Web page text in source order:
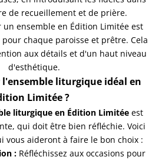
de recueillement et de prière.
un ensemble en Édition Limitée est
chaque paroisse et prêtre. Cela
aux détails et d'un haut niveau
d'esthétique.
liturgique idéal en
Limitée ?
liturgique en Édition Limitéeest
qui doit être bien réfléchie. Voici
vous aideront à faire le bon choix :
: Réfléchissez aux occasions pour